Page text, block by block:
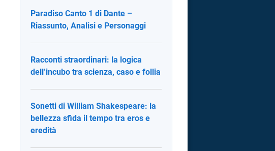
Paradiso Canto 1 di Dante –
Riassunto, Analisi e Personaggi
Racconti straordinari: la logica
dell’incubo tra scienza, caso e follia
Sonetti di William Shakespeare: la
bellezza sfida il tempo tra eros e
eredità